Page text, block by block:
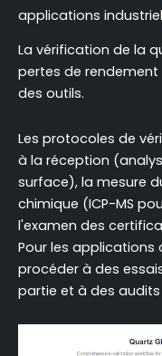
applications
La vérification de la
pertes de
des outils.
Les protocoles de
à la réception
surface), la mesure
chimique (ICP-MS
l'examen des
Pour les applications
procéder à des
partie et à des audits